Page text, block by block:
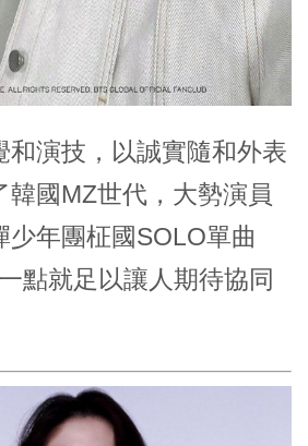
和演技，以誠實隨和外表
韓國MZ世代，大勢演員
少年團柾國SOLO單曲
點就足以讓人期待協同